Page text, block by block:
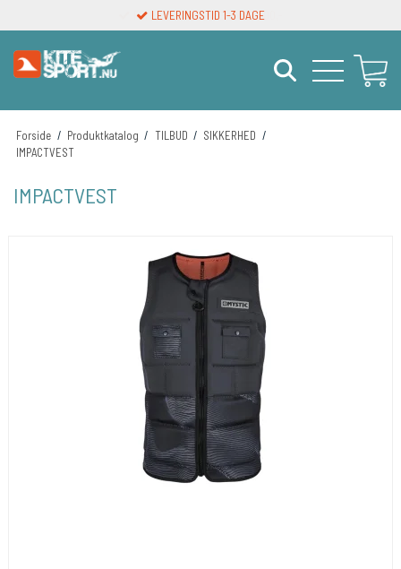
LEVERINGSTID 1-3 DAGE
Forside / Produktkatalog / TILBUD / SIKKERHED /
IMPACTVEST
IMPACTVEST